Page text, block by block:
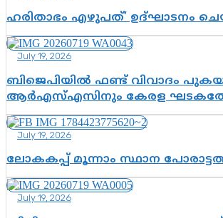
ഹരിതാഭം എഴുപത്’ ഉദ്ഘാടനം
July 19, 2026
ബിജെപിയിൽ ഫണ്ട് വിവാദം
ആർഎസ്എസിനും കേരള
July 19, 2026
ലോകകപ്പ് മൂന്നാം സ്ഥാന
July 19, 2026